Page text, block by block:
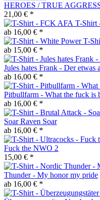
HEROES / TRUE
21,00 € *
T-Shirt
ab 16,00 € *
T-
ab 15,00 € *
Jules hates Frank - Der etwas
ab 16,00 € *
Pitbullfarm - What the fuck is
ab 16,00 € *
Soar Raven Soar
ab 16,00 € *
Fuck the NWO 2
15,00 € *
Thunder - My honor my pride
ab 16,00 € *